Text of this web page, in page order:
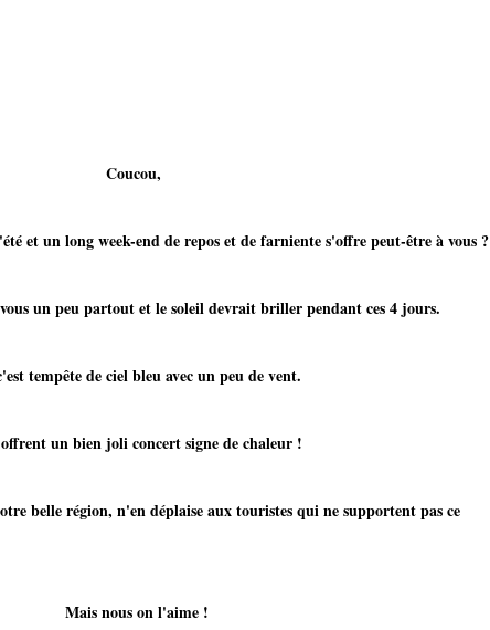
Coucou,
et un long week-end de repos et de farniente s'offre peut-être à vous ?
un peu partout et le soleil devrait briller pendant ces 4 jours.
de ciel bleu avec un peu de vent.
un bien joli concert signe de chaleur !
belle région, n'en déplaise aux touristes qui ne supportent pas ce
on l'aime !